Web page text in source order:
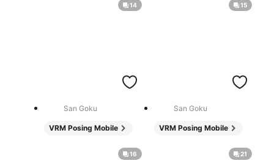
14
San Goku
VRM Posing Mobile
15
San Goku
VRM Posing Mobile
16 21